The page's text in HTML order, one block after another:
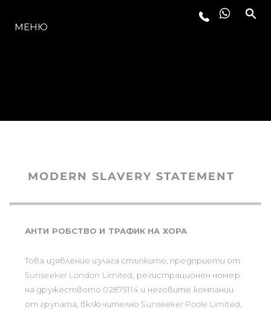
МЕНЮ
MODERN SLAVERY STATEMENT
АНТИ РОБСТВО И ТРАФИК НА ХОРА
Това изявление излага стъпките, предприети от
Sunseeker London Limited, регистрационен номер
на дружеството 02875114 и неговите компании
от групата, включително Sunseeker Poole Limited,